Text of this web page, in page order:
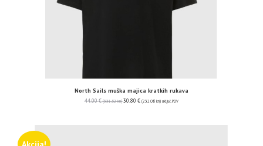
North Sails muška majica kratkih rukava
44.00€ (331.52 kn) 30.80 € (232.06 kn) uključ. PDV